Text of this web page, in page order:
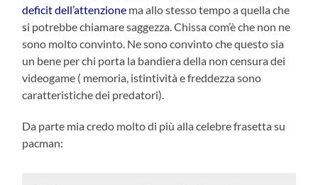
deficit dell’attenzione ma allo stesso tempo a quella che
si potrebbe chiamare saggezza. Chissa com’è che non ne
sono molto convinto. Ne sono convinto che questo sia
un bene per chi porta la bandiera della non censura dei
videogame ( memoria, istintività e freddezza sono
caratteristiche dei predatori).
Da parte mia credo molto di più alla celebre frasetta su
pacman: